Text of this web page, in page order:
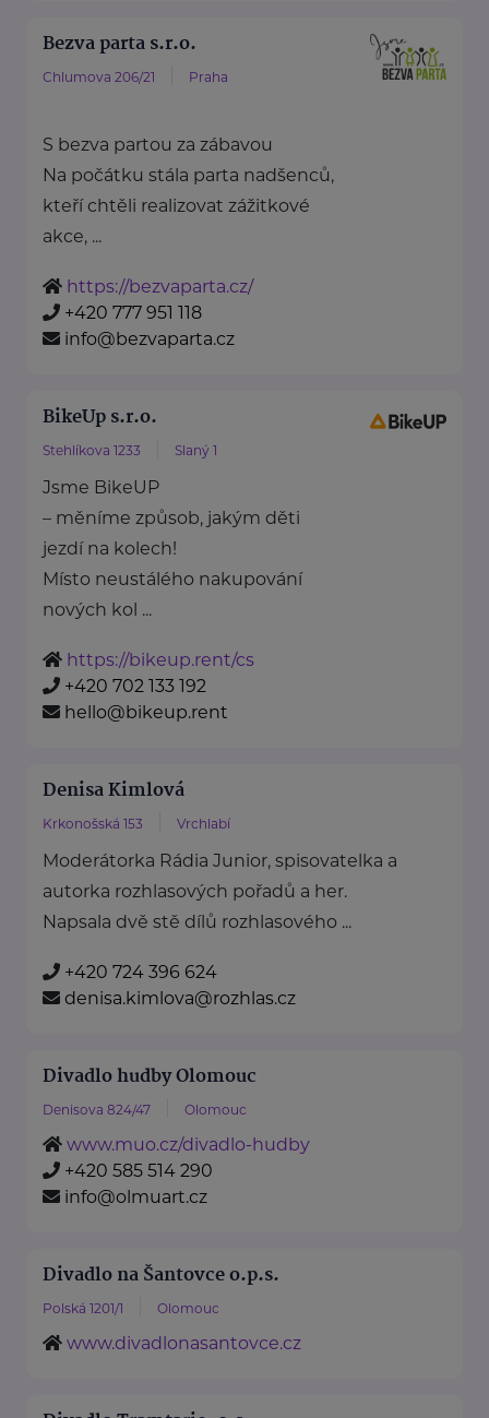
Bezva parta s.r.o.
Chlumova 206/21 Praha
S bezva partou za zábavou
Na počátku stála parta nadšenců,
kteří chtěli realizovat zážitkové
akce, ...
https://bezvaparta.cz/
+420 777 951 118
info@bezvaparta.cz
BikeUp s.r.o.
Stehlíkova 1233 Slaný 1
Jsme BikeUP
– měníme způsob, jakým děti
jezdí na kolech!
Místo neustálého nakupování
nových kol ...
https://bikeup.rent/cs
+420 702 133 192
hello@bikeup.rent
Denisa Kimlová
Krkonošská 153 Vrchlabí
Moderátorka Rádia Junior, spisovatelka a
autorka rozhlasových pořadů a her.
Napsala dvě stě dílů rozhlasového ...
+420 724 396 624
denisa.kimlova@rozhlas.cz
Divadlo hudby Olomouc
Denisova 824/47 Olomouc
www.muo.cz/divadlo-hudby
+420 585 514 290
info@olmuart.cz
Divadlo na Šantovce o.p.s.
Polská 1201/1 Olomouc
www.divadlonasantovce.cz